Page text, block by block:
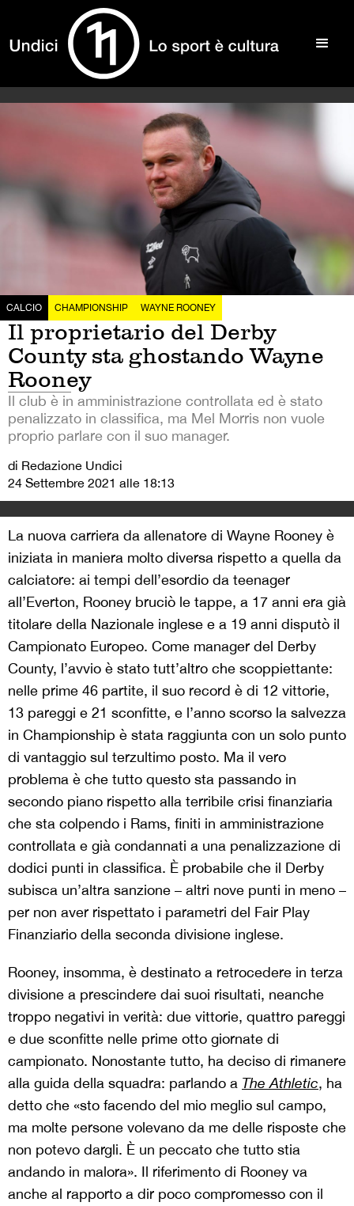
CALCIO CHAMPIONSHIP WAYNE ROONEY
Il proprietario del Derby
County sta ghostando Wayne
Rooney
Il club è in amministrazione controllata ed è stato
penalizzato in classifica, ma Mel Morris non vuole
proprio parlare con il suo manager.
di Redazione Undici
24 Settembre 2021 alle 18:13
La nuova carriera da allenatore di Wayne Rooney è
iniziata in maniera molto diversa rispetto a quella da
calciatore: ai tempi dell’esordio da teenager
all’Everton, Rooney bruciò le tappe, a 17 anni era già
titolare della Nazionale inglese e a 19 anni disputò il
Campionato Europeo. Come manager del Derby
County, l’avvio è stato tutt’altro che scoppiettante:
nelle prime 46 partite, il suo record è di 12 vittorie,
13 pareggi e 21 sconfitte, e l’anno scorso la salvezza
in Championship è stata raggiunta con un solo punto
di vantaggio sul terzultimo posto. Ma il vero
problema è che tutto questo sta passando in
secondo piano rispetto alla terribile crisi finanziaria
che sta colpendo i Rams, finiti in amministrazione
controllata e già condannati a una penalizzazione di
dodici punti in classifica. È probabile che il Derby
subisca un’altra sanzione – altri nove punti in meno –
per non aver rispettato i parametri del Fair Play
Finanziario della seconda divisione inglese.
Rooney, insomma, è destinato a retrocedere in terza
divisione a prescindere dai suoi risultati, neanche
troppo negativi in verità: due vittorie, quattro pareggi
e due sconfitte nelle prime otto giornate di
campionato. Nonostante tutto, ha deciso di rimanere
alla guida della squadra: parlando a The Athletic, ha
detto che «sto facendo del mio meglio sul campo,
ma molte persone volevano da me delle risposte che
non potevo dargli. È un peccato che tutto stia
andando in malora». Il riferimento di Rooney va
anche al rapporto a dir poco compromesso con il